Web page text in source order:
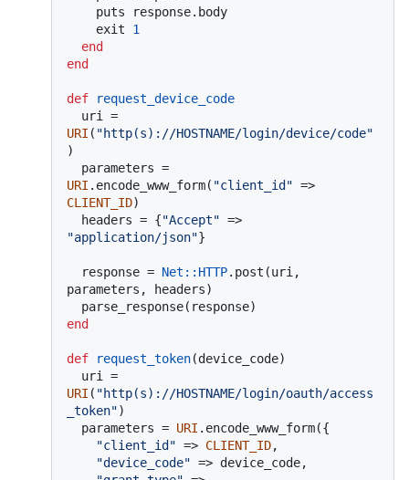
    exit
1
end
end
def
request_device_code
URI ( "http(s)://HOSTNAME/login/device/code"
)
URI .encode_www_form( "client_id"
CLIENT_ID)
  headers = {
"Accept"
"application/json"}
  response =
Net : :HTTP.post(uri,
parameters, headers)
end
def request_token(device_code)
URI ( "http(s)://HOSTNAME/login/oauth/access
_token")
  parameters =
URI .encode_www_form({
"client_id" => CLIENT_ID,
"device_code" => device_code,